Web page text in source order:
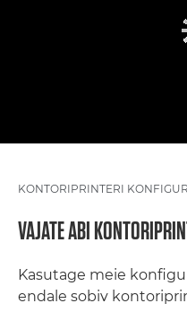
KONTORIPRINTERI
VAJATE ABI
Kasutage meie
endale sobiv